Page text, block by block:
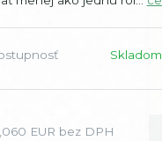
Skladom
EUR bez DPH